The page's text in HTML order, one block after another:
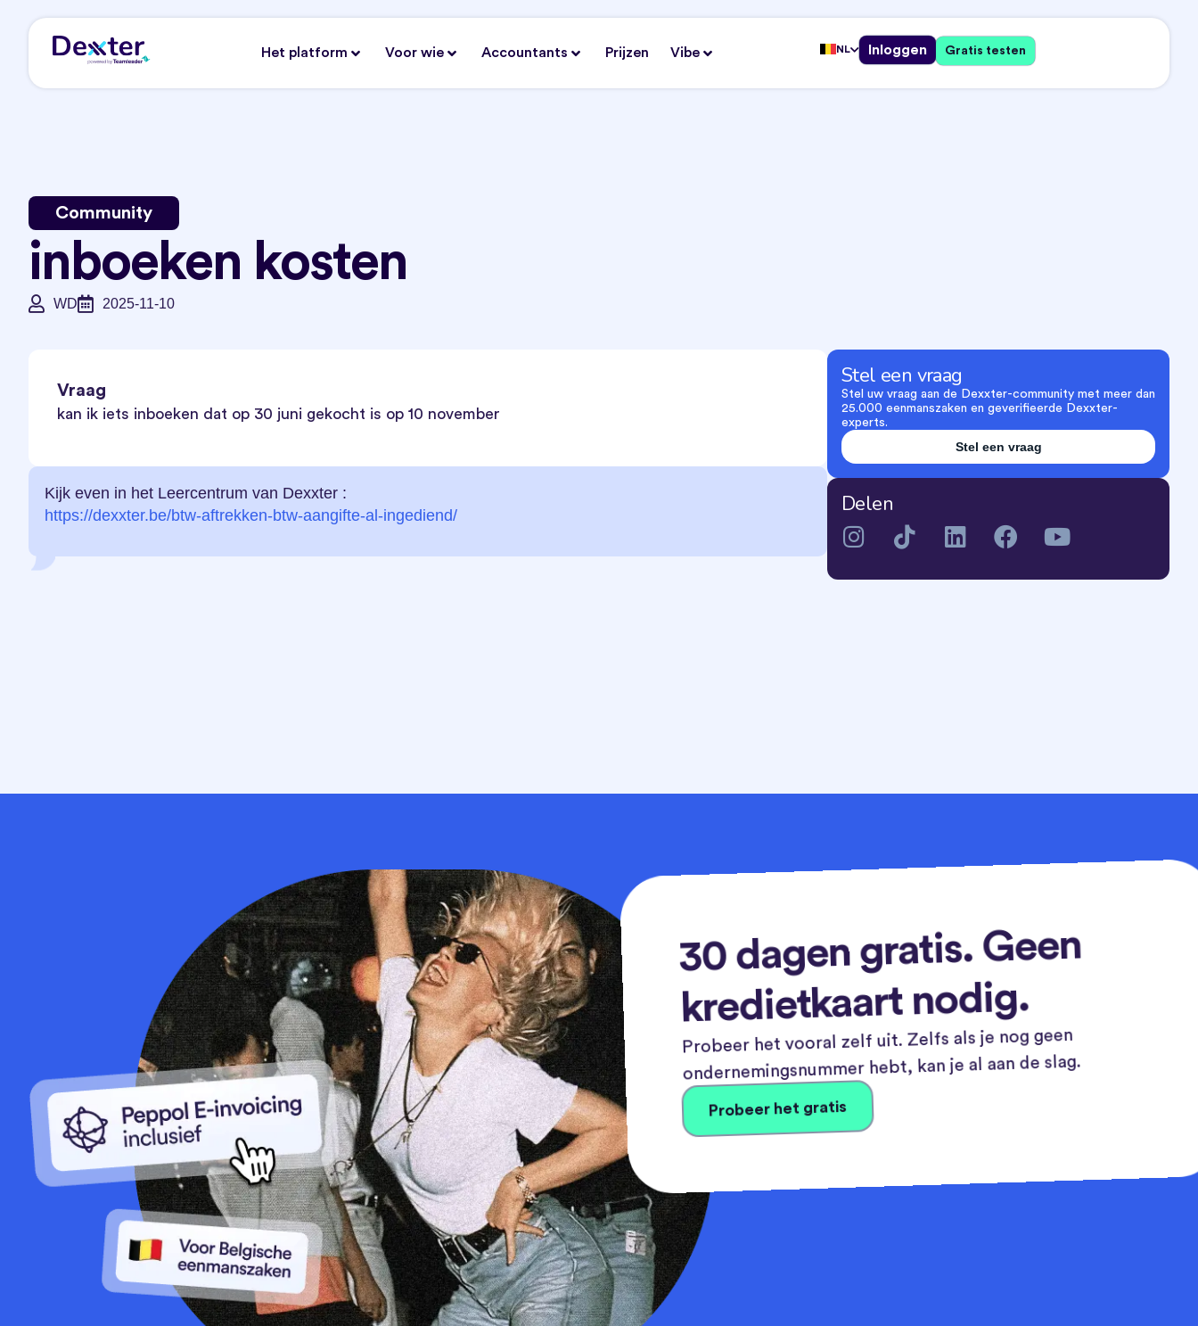
Het platform Voor wie Accountants Prijzen Vibe NL Inloggen Gratis testen
Community
inboeken kosten
WD 2025-11-10
Vraag
kan ik iets inboeken dat op 30 juni gekocht is op 10 november
Kijk even in het Leercentrum van Dexxter :
https://dexxter.be/btw-aftrekken-btw-aangifte-al-ingediend/
Stel een vraag
Stel uw vraag aan de Dexxter-community met meer dan
25.000 eenmanszaken en geverifieerde Dexxter-
experts.
Stel een vraag
Delen
30 dagen gratis. Geen
kredietkaart nodig.
Probeer het vooral zelf uit. Zelfs als je nog geen
ondernemingsnummer hebt, kan je al aan de slag.
Probeer het gratis